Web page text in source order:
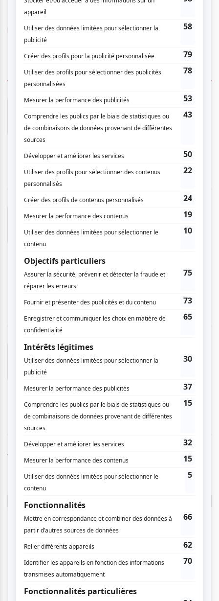
https://www.citronlim.com
3 COMMENTAIRES DES MEMBRES
juliette c. - 2026-03-30 16:59:59
C'était une soirée excellente avec des
personnages attachants et de très bon
Andréanne C. - 2026-03-16 10:03:28
« fantômes »/esprits, en présence d’une médium.
salle. Belle soirée avec des impro à tant drôles
que sérieuses.
Sylvie G. - 2026-03-09 14:53:02
Super belle soirée d’´improvisation avec comme
Vous devez être connecté pour
donner un avis.
Connectez-vous ici.